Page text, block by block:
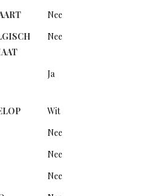
Nee
Nee
Ja
Wit
Nee
Nee
Nee